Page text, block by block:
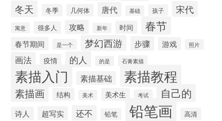
冬天 冬季 几何体 唐代 基础 孩子 宋代
寓意 很多人 攻略 新年 时间 春节
春节期间 是一个 梦幻西游 步骤 游戏 照片
画法 疫情 的人 的是 石膏素描
素描入门 素描基础 素描教程
素描画 结构 美术 美术生 考试 自己的
诗人 超写实 还不 铅笔 铅笔画 高清